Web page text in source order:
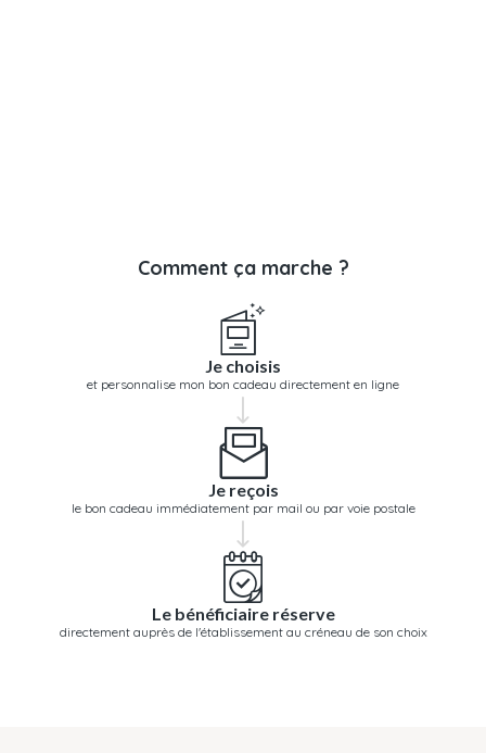
Comment ça marche ?
Je choisis
et personnalise mon bon cadeau directement en ligne
Je reçois
le bon cadeau immédiatement par mail ou par voie postale
Le bénéficiaire réserve
directement auprès de l'établissement au créneau de son choix